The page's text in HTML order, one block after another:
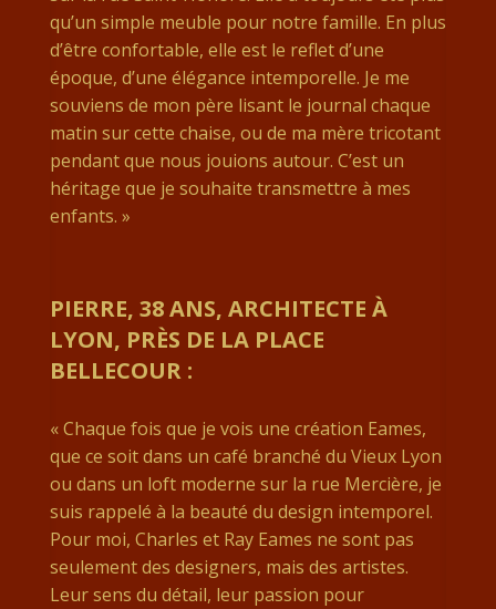
qu’un simple meuble pour notre famille. En plus
d’être confortable, elle est le reflet d’une
époque, d’une élégance intemporelle. Je me
souviens de mon père lisant le journal chaque
matin sur cette chaise, ou de ma mère tricotant
pendant que nous jouions autour. C’est un
héritage que je souhaite transmettre à mes
enfants. »
PIERRE, 38 ANS, ARCHITECTE À
LYON, PRÈS DE LA PLACE
BELLECOUR :
« Chaque fois que je vois une création Eames,
que ce soit dans un café branché du Vieux Lyon
ou dans un loft moderne sur la rue Mercière, je
suis rappelé à la beauté du design intemporel.
Pour moi, Charles et Ray Eames ne sont pas
seulement des designers, mais des artistes.
Leur sens du détail, leur passion pour